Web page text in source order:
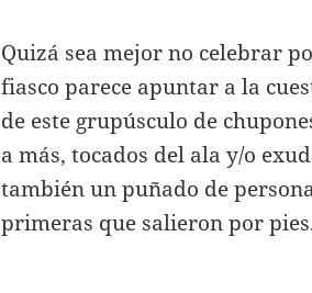
Quizá sea mejor no celebrar
fiasco parece apuntar a la
de este grupúsculo de
a más, tocados del ala y/o
también un puñado de
primeras que salieron por